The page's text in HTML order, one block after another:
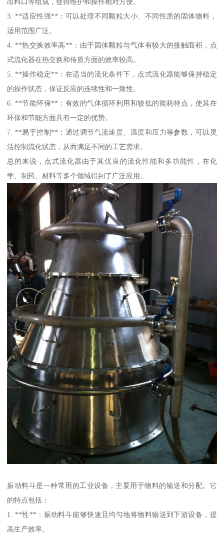
3. **适应性强**：可以处理不同颗粒大小、不同性质的固体物料，
适用范围广泛。
4. **热交换效率高**：由于固体颗粒与气体有较大的接触面积，点
式流化器在热交换和传质方面的效率较高。
5. **操作稳定**：在适当的流化条件下，点式流化器能够保持稳定
的操作状态，保证反应的连续性和一致性。
6. **节能环保**：有效的气体循环利用和较低的能耗特点，使其在
环保和节能方面具有一定的优势。
7. **易于控制**：通过调节气流速度、温度和压力等参数，可以灵
活控制流化状态，从而满足不同的工艺需求。
总的来说，点式流化器由于其优良的流化性能和多功能性，在化
学、制药、材料等多个领域得到了广泛应用。
振动料斗是一种常用的工业设备，主要用于物料的输送和分配。它
的特点包括：
1. **性**：振动料斗能够快速且均匀地将物料输送到下游设备，提
高生产效率。